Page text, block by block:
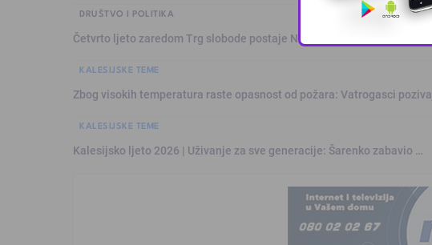
DRUŠTVO I POLITIKA
Četvrto ljeto zaredom Trg slobode postaje Naše mjesto – BingoL …
KALESIJSKE TEME
Zbog visokih temperatura raste opasnost od požara: Vatrogasci
KALESIJSKE TEME
Kalesijsko ljeto 2026 | Uživanje za sve generacije: Šarenko zabavio …